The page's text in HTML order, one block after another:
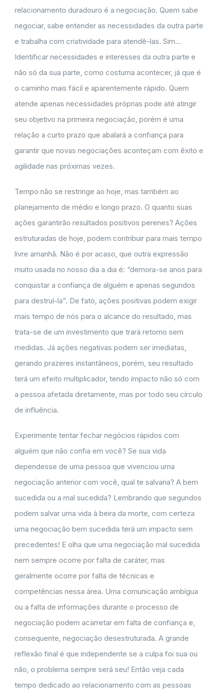
relacionamento duradouro é a negociação. Quem sabe
negociar, sabe entender as necessidades da outra parte
e trabalha com criatividade para atendê-las. Sim…
Identificar necessidades e interesses da outra parte e
não só da sua parte, como costuma acontecer, já que é
o caminho mais fácil e aparentemente rápido. Quem
atende apenas necessidades próprias pode até atingir
seu objetivo na primeira negociação, porém é uma
relação a curto prazo que abalará a confiança para
garantir que novas negociações aconteçam com êxito e
agilidade nas próximas vezes.
Tempo não se restringe ao hoje, mas também ao
planejamento de médio e longo prazo. O quanto suas
ações garantirão resultados positivos perenes? Ações
estruturadas de hoje, podem contribuir para mais tempo
livre amanhã. Não é por acaso, que outra expressão
muito usada no nosso dia a dia é: “demora-se anos para
conquistar a confiança de alguém e apenas segundos
para destruí-la”. De fato, ações positivas podem exigir
mais tempo de nós para o alcance do resultado, mas
trata-se de um investimento que trará retorno sem
medidas. Já ações negativas podem ser imediatas,
gerando prazeres instantâneos, porém, seu resultado
terá um efeito multiplicador, tendo impacto não só com
a pessoa afetada diretamente, mas por todo seu círculo
de influência.
Experimente tentar fechar negócios rápidos com
alguém que não confia em você? Se sua vida
dependesse de uma pessoa que vivenciou uma
negociação anterior com você, qual te salvaria? A bem
sucedida ou a mal sucedida? Lembrando que segundos
podem salvar uma vida à beira da morte, com certeza
uma negociação bem sucedida terá um impacto sem
precedentes! E olha que uma negociação mal sucedida
nem sempre ocorre por falta de caráter, mas
geralmente ocorre por falta de técnicas e
competências nessa área. Uma comunicação ambígua
ou a falta de informações durante o processo de
negociação podem acarretar em falta de confiança e,
consequente, negociação desestruturada. A grande
reflexão final é que independente se a culpa foi sua ou
não, o problema sempre será seu! Então veja cada
tempo dedicado ao relacionamento com as pessoas